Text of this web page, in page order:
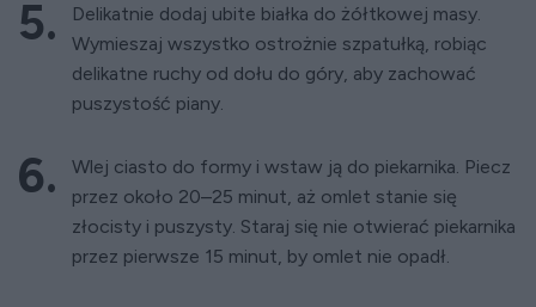
Delikatnie dodaj ubite białka do żółtkowej masy.
Wymieszaj wszystko ostrożnie szpatułką, robiąc
delikatne ruchy od dołu do góry, aby zachować
puszystość piany.
Wlej ciasto do formy i wstaw ją do piekarnika. Piecz
przez około 20–25 minut, aż omlet stanie się
złocisty i puszysty. Staraj się nie otwierać piekarnika
przez pierwsze 15 minut, by omlet nie opadł.